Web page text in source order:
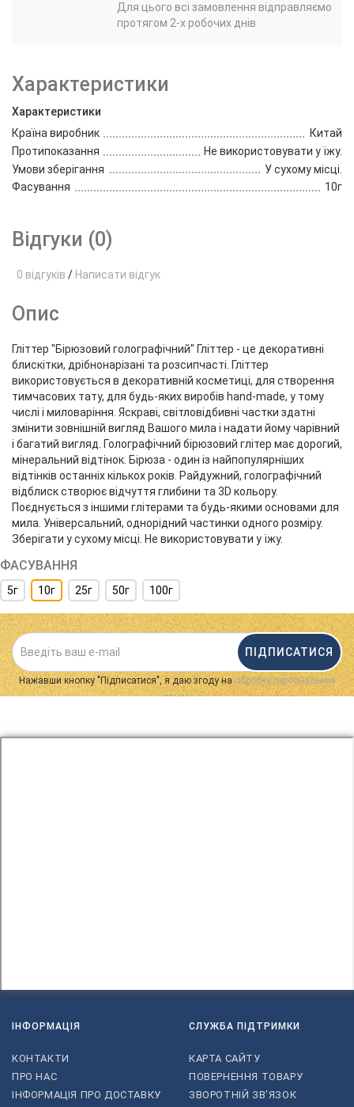
Для цього всі замовлення відправляємо
протягом 2-х робочих днів
Характеристики
Характеристики
Країна виробник
Китай
Протипоказання
Не використовувати у їжу.
Умови зберігання
У сухому місці.
Фасування
10г
Відгуки (0)
0 відгуків / Написати відгук
Опис
Гліттер "Бірюзовий голографічний" Гліттер - це декоративні
блискітки, дрібнонарізані та розсипчасті. Гліттер
використовується в декоративній косметиці, для створення
тимчасових тату, для будь-яких виробів hand-made, у тому
числі і миловаріння. Яскраві, світловідбивні частки здатні
змінити зовнішній вигляд Вашого мила і надати йому чарівний
і багатий вигляд. Голографічний бірюзовий глітер має дорогий,
мінеральний відтінок. Бірюза - один із найпопулярніших
відтінків останніх кількох років. Райдужний, голографічний
відблиск створює відчуття глибини та 3D кольору.
Поєднується з іншими глітерами та будь-якими основами для
мила. Універсальний, однорідний частинки одного розміру.
Зберігати у сухому місці. Не використовувати у їжу.
ФАСУВАННЯ
5г 10г 25г 50г 100г
ПІДПИСАТИСЯ
Нажавши кнопку "Підписатися", я даю згоду на обробку персональних
даних.
ІНФОРМАЦІЯ
КОНТАКТИ
ПРО НАС
ІНФОРМАЦІЯ ПРО ДОСТАВКУ
СЛУЖБА ПІДТРИМКИ
КАРТА САЙТУ
ПОВЕРНЕННЯ ТОВАРУ
ЗВОРОТНІЙ ЗВ’ЯЗОК